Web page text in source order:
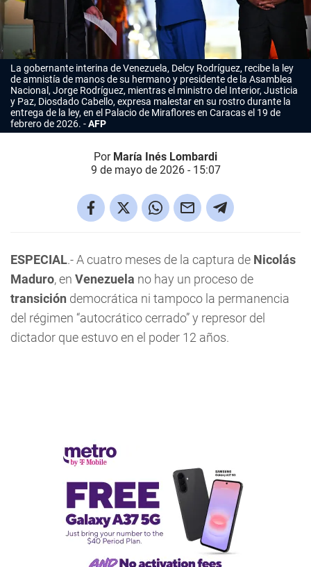
La gobernante interina de Venezuela, Delcy Rodríguez, recibe la ley
de amnistía de manos de su hermano y presidente de la Asamblea
Nacional, Jorge Rodríguez, mientras el ministro del Interior, Justicia
y Paz, Diosdado Cabello, expresa malestar en su rostro durante la
entrega de la ley, en el Palacio de Miraflores en Caracas el 19 de
febrero de 2026.
AFP
Por María Inés Lombardi
9 de mayo de 2026 - 15:07
ESPECIAL.- A cuatro meses de la captura de Nicolás
Maduro, en Venezuela no hay un proceso de
transición democrática ni tampoco la permanencia
del régimen “autocrático cerrado” y represor del
dictador que estuvo en el poder 12 años.